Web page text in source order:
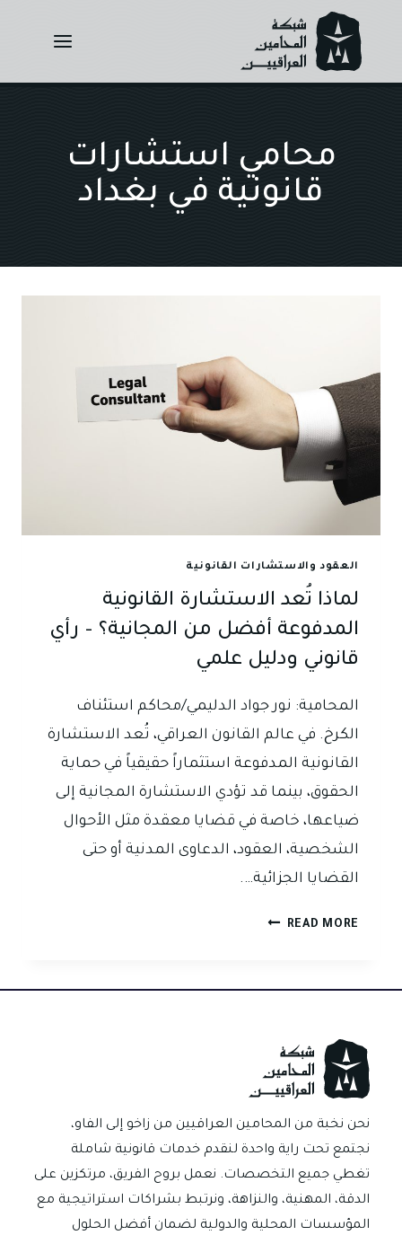
content
محامي استشارات
قانونية في بغداد
العقود والاستشارات القانونية
لماذا تُعد الاستشارة القانونية
المدفوعة أفضل من المجانية؟ – رأي
قانوني ودليل علمي
المحامية: نور جواد الدليمي/محاكم استئناف
الكرخ. في عالم القانون العراقي، تُعد الاستشارة
القانونية المدفوعة استثماراً حقيقياً في حماية
الحقوق، بينما قد تؤدي الاستشارة المجانية إلى
ضياعها، خاصة في قضايا معقدة مثل الأحوال
الشخصية، العقود، الدعاوى المدنية أو حتى
القضايا الجزائية….
READ MORE لماذا
القانونية
من
المجانية؟
–
رأي
قانوني
ودليل
نحن نخبة من المحامين العراقيين من زاخو إلى الفاو،
نجتمع تحت راية واحدة لنقدم خدمات قانونية شاملة
تغطي جميع التخصصات. نعمل بروح الفريق، مرتكزين على
الدقة، المهنية، والنزاهة، ونرتبط بشراكات استراتيجية مع
المؤسسات المحلية والدولية لضمان أفضل الحلول